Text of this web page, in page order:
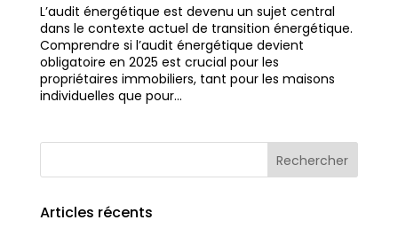
L’audit énergétique est devenu un sujet central
dans le contexte actuel de transition énergétique.
Comprendre si l’audit énergétique devient
obligatoire en 2025 est crucial pour les
propriétaires immobiliers, tant pour les maisons
individuelles que pour...
Articles récents